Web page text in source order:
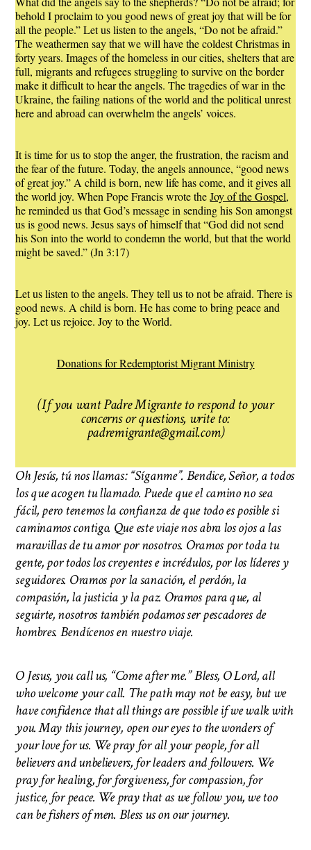
behold I proclaim to you good news of great joy that will be for
all the people.” Let us listen to the angels, “Do not be afraid.”
The weathermen say that we will have the coldest Christmas in
forty years. Images of the homeless in our cities, shelters that are
full, migrants and refugees struggling to survive on the border
make it difficult to hear the angels. The tragedies of war in the
Ukraine, the failing nations of the world and the political unrest
here and abroad can overwhelm the angels’ voices.
It is time for us to stop the anger, the frustration, the racism and
the fear of the future. Today, the angels announce, “good news
of great joy.” A child is born, new life has come, and it gives all
the world joy. When Pope Francis wrote theJoy of the Gospel,
he reminded us that God’s message in sending his Son amongst
us is good news. Jesus says of himself that “God did not send
his Son into the world to condemn the world, but that the world
might be saved.” (Jn 3:17)
Let us listen to the angels. They tell us to not be afraid. There is
good news. A child is born. He has come to bring peace and
joy. Let us rejoice. Joy to the World.
Donations for Redemptorist Migrant Ministry
(If you want Padre Migrante to respond to your
concerns or questions, write to:
padremigrante@gmail.com)
Oh Jesús, tú nos llamas: “Síganme”. Bendice, Señor, a todos
los que acogen tu llamado. Puede que el camino no sea
fácil, pero tenemos la confianza de que todo es posible si
caminamos contigo. Que este viaje nos abra los ojos a las
maravillas de tu amor por nosotros. Oramos por toda tu
gente, por todos los creyentes e incrédulos, por los líderes y
seguidores. Oramos por la sanación, el perdón, la
compasión, la justicia y la paz. Oramos para que, al
seguirte, nosotros también podamos ser pescadores de
hombres. Bendícenos en nuestro viaje.
O Jesus, you call us, “Come after me.” Bless, O Lord, all
who welcome your call. The path may not be easy, but we
have confidence that all things are possible if we walk with
you. May this journey, open our eyes to the wonders of
your love for us. We pray for all your people, for all
believers and unbelievers, for leaders and followers. We
pray for healing, for forgiveness, for compassion, for
justice, for peace. We pray that as we follow you, we too
can be fishers of men. Bless us on our journey.